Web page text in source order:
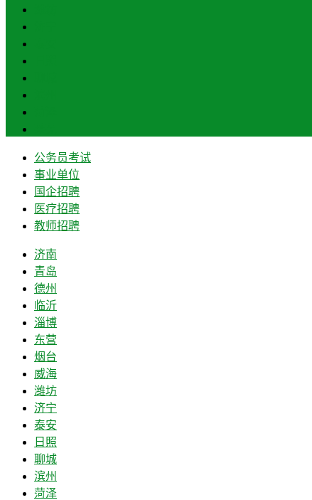
公务员考试
事业单位
国企招聘
医疗招聘
教师招聘
济南
青岛
德州
临沂
淄博
东营
烟台
威海
潍坊
济宁
泰安
日照
聊城
滨州
菏泽